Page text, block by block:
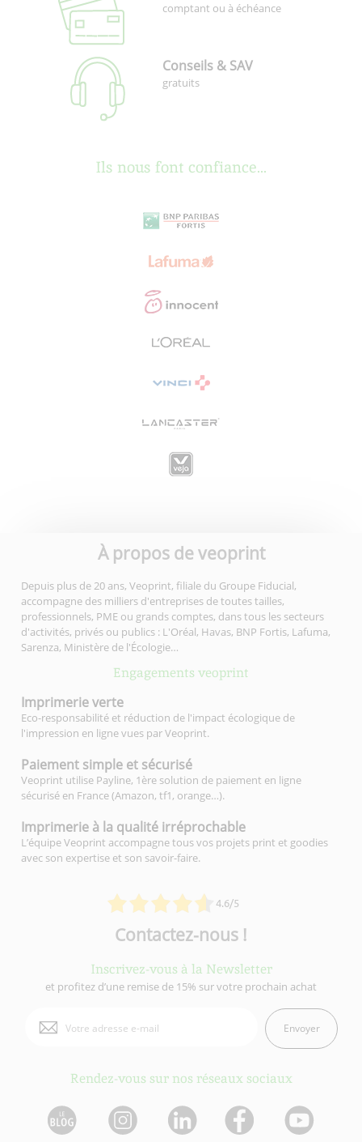
comptant ou à échéance
Conseils & SAV
gratuits
Ils nous font confiance...
À propos de veoprint
Depuis plus de 20 ans, Veoprint, filiale du Groupe Fiducial,
accompagne des milliers d'entreprises de toutes tailles,
professionnels, PME ou grands comptes, dans tous les secteurs
d'activités, privés ou publics : L'Oréal, Havas, BNP Fortis, Lafuma,
Sarenza, Ministère de l'Écologie…
Engagements veoprint
4.6/5
Imprimerieverte
Eco-responsabilité et réduction de l'impact écologique de
l'impression en ligne vues par Veoprint.
Paiement simple et sécurisé
Veoprint utilise Payline, 1ère solution de paiement en ligne
sécurisé en France (Amazon, tf1, orange…).
Imprimerie à la qualité irréprochable
L’équipe Veoprint accompagne tous vos projets print et goodies
avec son expertise et son savoir-faire.
Contactez-nous !
Inscrivez-vous à la Newsletter
et profitez d’une remise de 15% sur votre prochain achat
Envoyer
Rendez-vous sur nos réseaux sociaux